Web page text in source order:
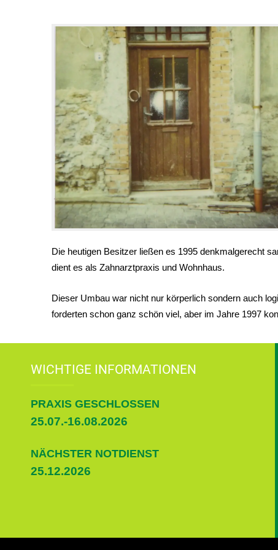
Die heutigen Besitzer ließen es 1995 denkmalgerecht
dient es als Zahnarztpraxis und Wohnhaus.
Dieser Umbau war nicht nur körperlich sondern auch
forderten schon ganz schön viel, aber im Jahre 1997
WICHTIGE INFORMATIONEN
PRAXIS GESCHLOSSEN
25.07.-16.08.2026
NÄCHSTER NOTDIENST
25.12.2026